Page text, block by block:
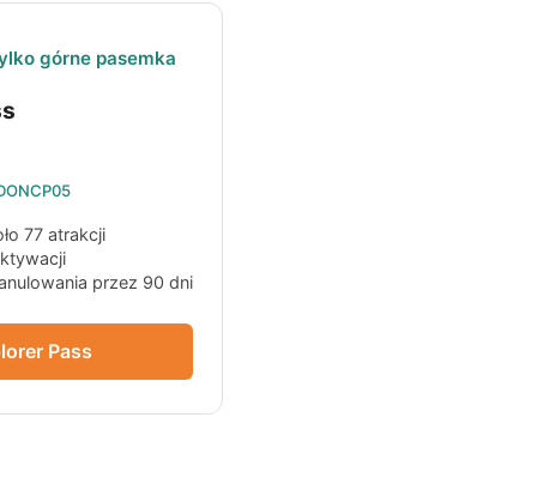
górne pasemka
77 atrakcji
przez 90 dni
Pass